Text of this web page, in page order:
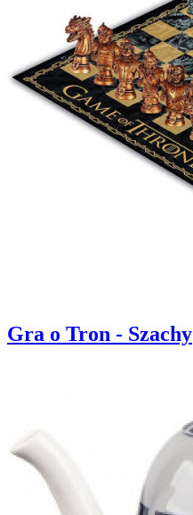
Gra o Tron - Szachy